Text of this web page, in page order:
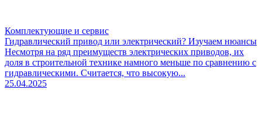
Комплектующие и сервис
Гидравлический привод или электрический? Изучаем нюансы
Несмотря на ряд преимуществ электрических приводов, их
доля в строительной технике намного меньше по сравнению с
гидравлическими. Считается, что высокую...
25.04.2025